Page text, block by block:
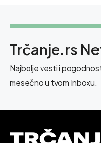
Trčanje.rs
Najbolje vesti i
mesečno u tvom Inboxu.